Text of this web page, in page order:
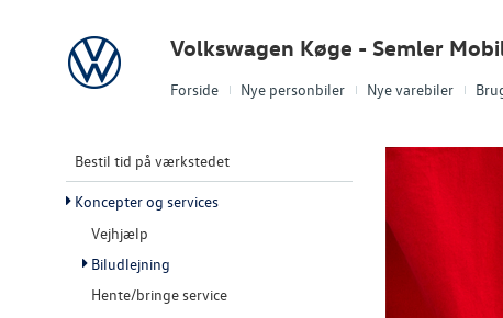
Forside Nye personbiler Nye varebiler
Volkswagen Volkswagen Køge - Semler
Bestil tid på værkstedet
Koncepter og services
Vejhjælp
Biludlejning
Hente/bringe service